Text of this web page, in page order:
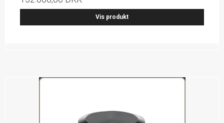
Vis produkt